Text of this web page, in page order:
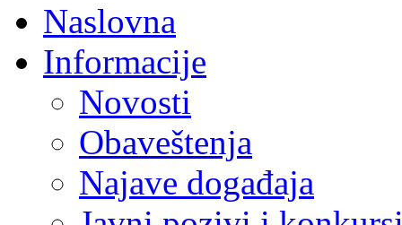
Naslovna
Informacije
Novosti
Obaveštenja
Najave događaja